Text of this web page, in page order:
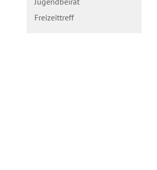
Freizeittreff